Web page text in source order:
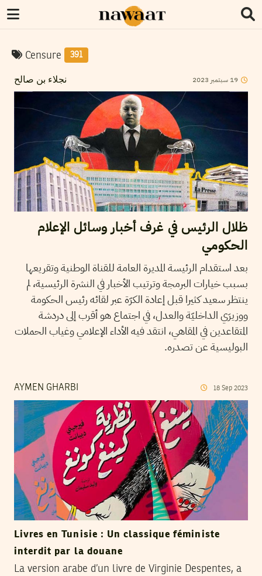
Censure 391
نجلاء بن صالح 19 سبتمبر 2023
ظلال الرئيس في غرف أخبار وسائل الإعلام
الحكومي
بعد استقدام الرئيسة المديرة العامة للقناة الوطنية وتقريعها
بسبب خيارات البرمجة وترتيب الأخبار في النشرة الرئيسية، لم
ينتظر سعيد كثيرا قبل إعادة الكرّة عبر لقائه رئيس الحكومة
ووزيرَي الداخليّة والعدل، في اجتماع هو أقرب إلى دردشة
المتقاعدين في المقاهي، انتقد فيه الأداء الإعلامي وغياب الحملات
البوليسية عن تصدره.
AYMEN GHARBI 18 Sep 2023
Livres en Tunisie : Un classique féministe
interdit par la douane
La version arabe d’un livre de Virginie Despentes, a